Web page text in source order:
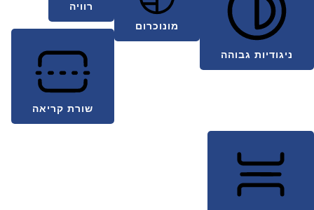
ניגודיות גבוהה
מונוכרום
רוויה
שורת קריאה